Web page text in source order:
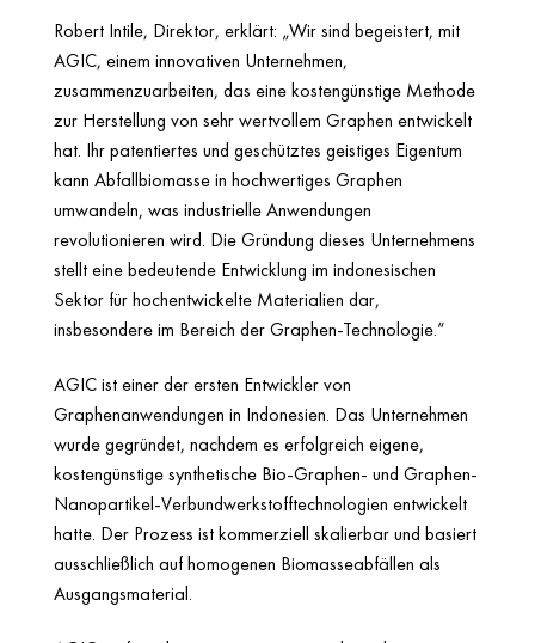
Robert Intile, Direktor, erklärt: „Wir sind begeistert, mit
AGIC, einem innovativen Unternehmen,
zusammenzuarbeiten, das eine kostengünstige Methode
zur Herstellung von sehr wertvollem Graphen entwickelt
hat. Ihr patentiertes und geschütztes geistiges Eigentum
kann Abfallbiomasse in hochwertiges Graphen
umwandeln, was industrielle Anwendungen
revolutionieren wird. Die Gründung dieses Unternehmens
stellt eine bedeutende Entwicklung im indonesischen
Sektor für hochentwickelte Materialien dar,
insbesondere im Bereich der Graphen-Technologie.“
AGIC ist einer der ersten Entwickler von
Graphenanwendungen in Indonesien. Das Unternehmen
wurde gegründet, nachdem es erfolgreich eigene,
kostengünstige synthetische Bio-Graphen- und Graphen-
Nanopartikel-Verbundwerkstofftechnologien entwickelt
hatte. Der Prozess ist kommerziell skalierbar und basiert
ausschließlich auf homogenen Biomasseabfällen als
Ausgangsmaterial.